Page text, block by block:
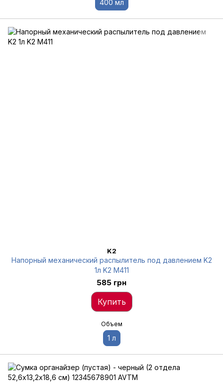
400 мл
K2
Напорный механический распылитель под давлением K2
1л K2 M411
585 грн
Купить
Объем
1 л